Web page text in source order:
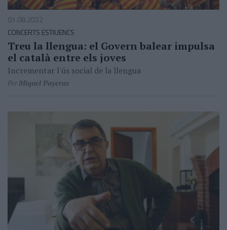
01.08.2022
CONCERTS ESTIUENCS
Treu la llengua: el Govern balear impulsa
el català entre els joves
Incrementar l'ús social de la llengua
PerMiquel Payeras